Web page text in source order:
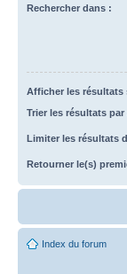
Rechercher dans :
Afficher les résultats
Trier les résultats par
Limiter les résultats
Retourner le(s)
Index du forum